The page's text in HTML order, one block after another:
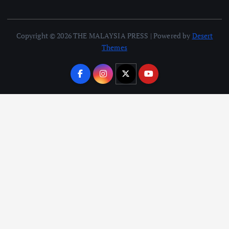
Copyright © 2026 THE MALAYSIA PRESS | Powered by Desert
Themes